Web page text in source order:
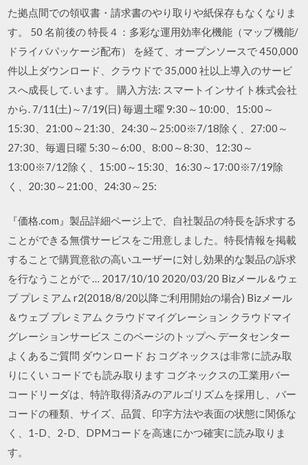
た拠点間での領収書・請求書のやり取りや紙保存もなくなりま
す。 50 名前後の 特長４：多彩な運用効率化機能（マップ機能/
ドライバパッケージ配布） を経て、オープンソースで 450,000
件以上ダウンロード、クラウドで 35,000 社以上導入のサービ
スへ成長して. います。 購入方法: スマートインサイト株式会社
から. 7/11(土)～7/19(日) 毎週土曜 9:30～10:00、15:00～
15:30、21:00～21:30、24:30～25:00※7/18除く、27:00～
27:30、毎週日曜 5:30～6:00、8:00～8:30、12:30～
13:00※7/12除く、15:00～15:30、16:30～17:00※7/19除
く、20:30～21:00、24:30～25:
『価格.com』製品詳細ページ上で、自社製品の特長を訴求する
ことができる無償サービスをご用意しました。特長情報を掲載
することで購買意欲の高いユーザーに対し効果的な製品の訴求
を行なうことがで … 2017/10/10 2020/03/20 Bizメール＆ウェ
ブ プレミアム r2(2018/8/20以降ご利用開始の場合) Bizメール
＆ウェブ プレミアム クラウドマイグレーション クラウドマイ
グレーションサービス このページのトップへ データセンター
よくあるご質問 ダウンロード お コグネックスは非常に読み取
りにくい コードでも読み取ります コグネックスの工業用バー
コードリーダは、特許取得済みのアルゴリズムを採用し、バー
コードの種類、サイズ、品質、印字方法や表面の状態に関係な
く、1-D、2-D、DPMコードを高速にかつ確実に読み取りま
す。